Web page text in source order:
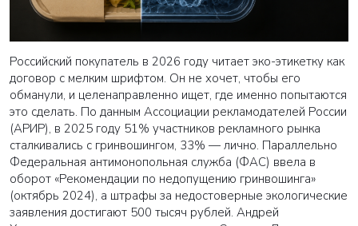
Российский покупатель в 2026 году читает эко-этикетку как
договор с мелким шрифтом. Он не хочет, чтобы его
обманули, и целенаправленно ищет, где именно попытаются
это сделать. По данным Ассоциации рекламодателей России
(АРИР), в 2025 году 51% участников рекламного рынка
сталкивались с гринвошингом, 33% — лично. Параллельно
Федеральная антимонопольная служба (ФАС) ввела в
оборот «Рекомендации по недопущению гринвошинга»
(октябрь 2024), а штрафы за недостоверные экологические
заявления достигают 500 тысяч рублей. Андрей